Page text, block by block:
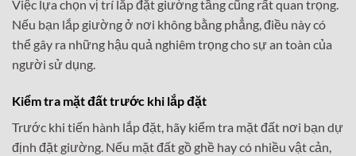
Việc lựa chọn vị trí lắp đặt giường tầng cũng rất quan trọng.
Nếu bạn lắp giường ở nơi không bằng phẳng, điều này có
thể gây ra những hậu quả nghiêm trọng cho sự an toàn của
người sử dụng.
Kiểm tra mặt đất trước khi lắp đặt
Trước khi tiến hành lắp đặt, hãy kiểm tra mặt đất nơi bạn dự
định đặt giường. Nếu mặt đất gồ ghề hay có nhiều vật cản,